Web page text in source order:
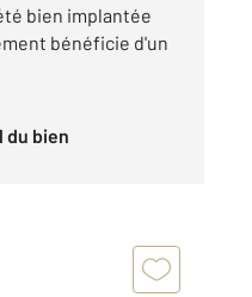
bien implantée
bénéficie d'un
du bien